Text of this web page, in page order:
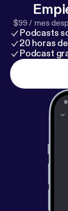
$99 / mes
Podcasts
20 horas
Podcast